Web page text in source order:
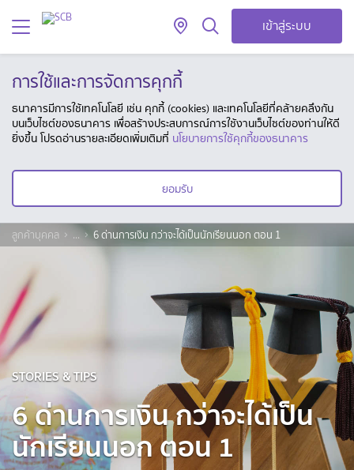
เข้าสู่ระบบ
การใช้และการจัดการคุกกี้
ธนาคารมีการใช้เทคโนโลยี เช่น คุกกี้ (cookies) และเทคโนโลยีที่คล้ายคลึงกัน
บนเว็บไซต์ของธนาคาร เพื่อสร้างประสบการณ์การใช้งานเว็บไซต์ของท่านให้ดี
ยิ่งขึ้น โปรดอ่านรายละเอียดเพิ่มเติมที่ นโยบายการใช้คุกกี้ของธนาคาร
ยอมรับ
ลูกค้าบุคคล ... 6 ด่านการเงิน กว่าจะได้เป็นนักเรียนนอก ตอน 1
STORIES & TIPS
6 ด่านการเงิน กว่าจะได้เป็น
นักเรียนนอก ตอน 1